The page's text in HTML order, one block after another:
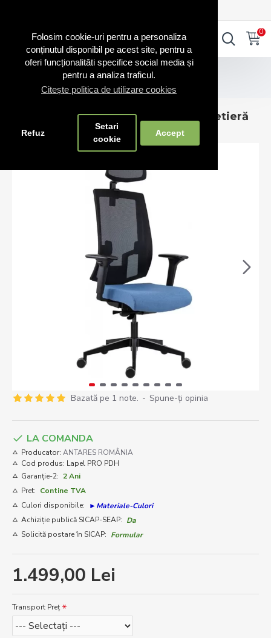
Folosim cookie-uri pentru a personaliza
conținutul disponibil pe acest site, pentru a
oferi funcționalităti specifice social media și
pentru a analiza traficul.
Citește politica de utilizare cookies
Refuz
Setari
cookie
Accept
0
Scaune RO
Scaune birou fabricate în România
Scaun de birou Lapel PRO PDH cu tetieră
Scaun de birou Lapel PRO PDH cu tetieră
Bazată pe 1 note. - Spune-ţi opinia
1.499,00 Lei
LA COMANDA
Producator: ANTARES ROMÂNIA
Cod produs: Lapel PRO PDH
Garanție-2: 2 Ani
Pret: Contine TVA
Culori disponibile:
►Materiale-Culori
Achiziție publică SICAP-SEAP: Da
Solicită postare în SICAP: Formular
Transport Preț